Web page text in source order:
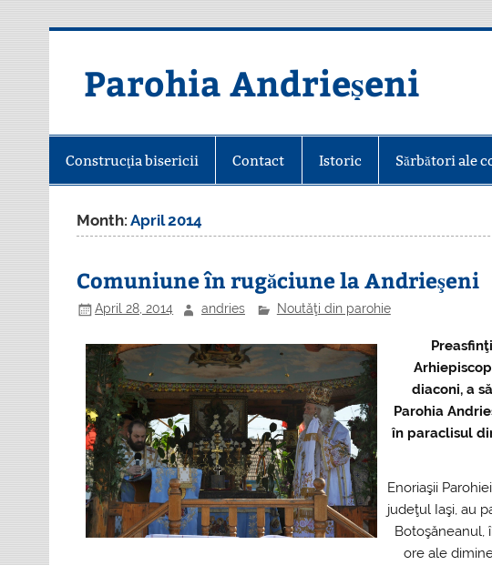
Parohia Andrieșeni
Construcţia bisericii Contact Istoric Sărbători ale
Month:April 2014
Comuniune în rugăciune la Andrieşeni
April 28, 2014 andries Noutăţi din parohie
diaconi, a
Parohia
în paraclisul
Enoriaşii
judeţul Iaşi, au
Botoşăneanul,
ore ale